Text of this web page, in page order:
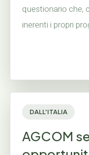
questionario che,
inerenti i propri
DALL'ITALIA
AGCOM